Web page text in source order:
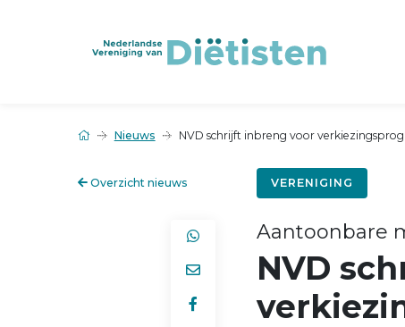
Nieuws NVD schrijft inbreng voor
Overzicht nieuws VERENIGING
Aantoonbare
NVD